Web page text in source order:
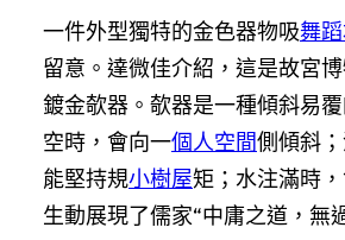
一件外型獨特的金色器物吸舞
留意。達微佳介紹，這是故宮
鍍金欹器。欹器是一種傾斜易
空時，會向一個人空間側傾斜
能堅持規小樹屋矩；水注滿時
生動展現了儒家“中庸之道，無